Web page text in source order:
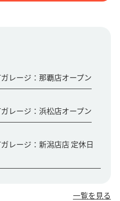
ガレージ：那覇店オープン
ガレージ：浜松店オープン
ガレージ：新潟店店 定休日
一覧を見る